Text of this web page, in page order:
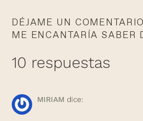
DÉJAME UN
ME ENCANTARÍA SABER
10 respuestas
MIRIAM dice: